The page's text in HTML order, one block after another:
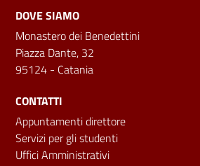
DOVE SIAMO
Monastero dei Benedettini
Piazza Dante, 32
95124 - Catania
CONTATTI
Appuntamenti direttore
Servizi per gli studenti
Uffici Amministrativi